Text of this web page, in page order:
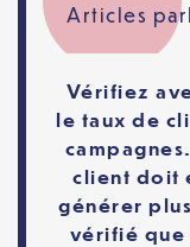
Articles par
Vérifiez
le taux de
client doit
générer
vérifié que